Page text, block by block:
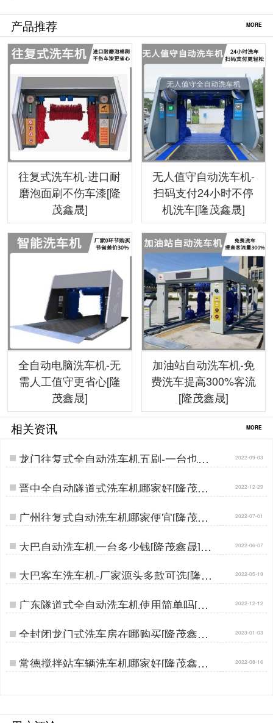
产品推荐 MORE
往复式洗车机-进口耐
磨泡面刷不伤车漆[隆
茂鑫晟]
无人值守自动洗车机-
扫码支付24小时不停
机洗车[隆茂鑫晟]
全自动电脑洗车机-无
需人工值守更省心[隆
茂鑫晟]
加油站自动洗车机-免
费洗车提高300%客流
[隆茂鑫晟]
相关资讯 MORE
龙门往复式全自动洗车机五刷-一台也是
批发价[隆茂鑫晟]…
2022-09-03
晋中全自动隧道式洗车机哪家好[隆茂鑫
晟]…
2022-12-29
广州往复式自动洗车机哪家便宜[隆茂鑫
晟]…
2022-07-01
大巴自动洗车机一台多少钱[隆茂鑫晟]… 2022-06-07
大巴客车洗车机-厂家源头多款可选[隆茂
鑫晟]…
2022-05-19
广东隧道式全自动洗车机使用简单吗[隆
茂鑫晟]…
2022-12-12
全封闭龙门式洗车房在哪购买[隆茂鑫晟]
…
2023-01-03
常德搅拌站车辆洗车机哪家好[隆茂鑫晟]
…
2022-08-16